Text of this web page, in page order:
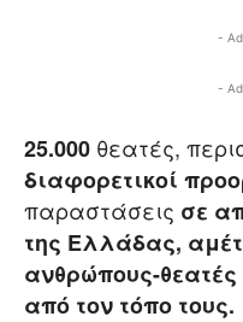
-
-
25.000 θεατές,
διαφορετικοί
παραστάσεις σε
της Ελλάδας,
ανθρώπους-
από τον τόπο τους.